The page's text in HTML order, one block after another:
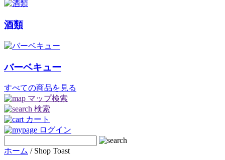
酒類
バーベキュー
すべての商品を見る
マップ検索
検索
カート
ログイン
ホーム / Shop Toast